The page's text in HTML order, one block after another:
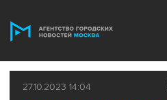
27.10.2023 14:04